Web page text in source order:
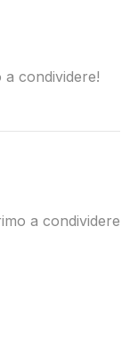
condividere!
a condividere